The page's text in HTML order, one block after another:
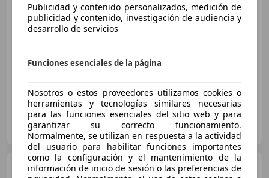
€ 13.290 1
04/2015 160.004 km Gasolina
OCASIONPLUS SEVILLA CENTRO II
ES-41007 Sevilla
MINI Cooper S
Publicidad y contenido personalizados, medición de
publicidad y contenido, investigación de audiencia y
desarrollo de servicios
Funciones esenciales de la página
Nosotros o estos proveedores utilizamos cookies o
herramientas y tecnologías similares necesarias
para las funciones esenciales del sitio web y para
garantizar su correcto funcionamiento.
Normalmente, se utilizan en respuesta a la actividad
del usuario para habilitar funciones importantes
como la configuración y el mantenimiento de la
información de inicio de sesión o las preferencias de